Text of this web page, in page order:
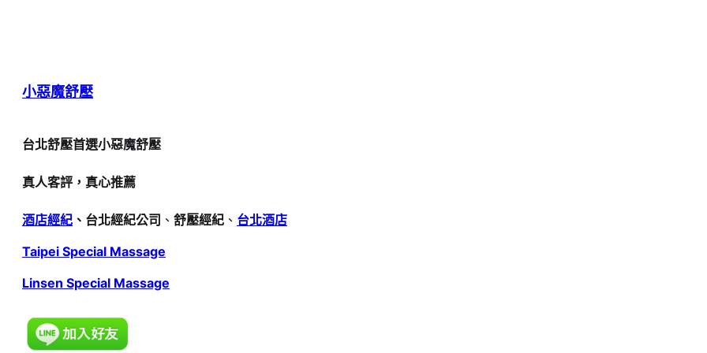
小惡魔舒壓
台北舒壓首選小惡魔舒壓
真人客評，真心推薦
酒店經紀 、台北經紀公司 、 舒壓經紀 、 台北酒店
Taipei Special Massage
Linsen Special Massage